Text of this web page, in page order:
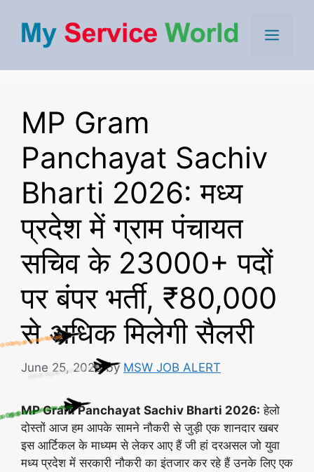
content
Menu
MP Gram
Panchayat Sachiv
Bharti 2026: मध्य
प्रदेश में ग्राम पंचायत
सचिव के 23000+ पदों
पर बंपर भर्ती, ₹80,000
से अधिक मिलेगी सैलरी
June 25, 2026 by MSW JOB ALERT
MP Gram Panchayat Sachiv Bharti 2026: हेलो
दोस्तों आज हम आपके सामने नौकरी से जुड़ी एक शानदार खबर
इस आर्टिकल के माध्यम से लेकर आए हैं जी हां दरअसल जो युवा
मध्य प्रदेश में सरकारी नौकरी का इंतजार कर रहे हैं उनके लिए एक